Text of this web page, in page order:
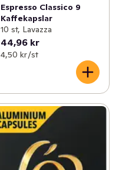
Espresso Classico 9
Kaffekapslar
10 st, Lavazza
44,96 kr
4,50 kr /st